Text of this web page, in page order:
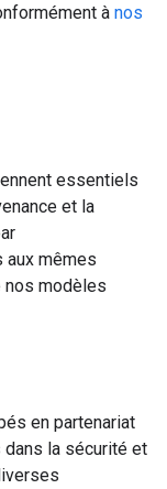
à nos
essentiels
et la
aux mêmes
nos modèles
en partenariat
la sécurité et